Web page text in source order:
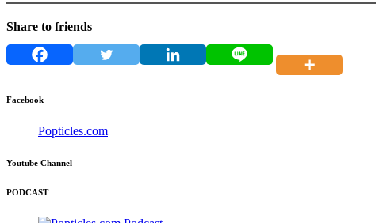
Share to friends
Facebook
Popticles.com
Youtube Channel
PODCAST